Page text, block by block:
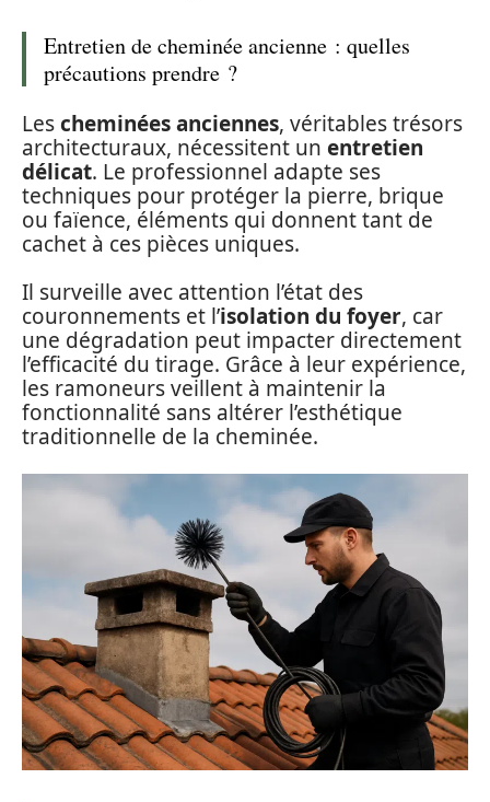
Entretien de cheminée ancienne : quelles
précautions prendre ?
Lescheminées anciennes, véritables trésors
architecturaux, nécessitent un entretien
délicat. Le professionnel adapte ses
techniques pour protéger la pierre, brique
ou faïence, éléments qui donnent tant de
cachet à ces pièces uniques.
Il surveille avec attention l’état des
couronnements et l’isolation du foyer, car
une dégradation peut impacter directement
l’efficacité du tirage. Grâce à leur expérience,
les ramoneurs veillent à maintenir la
fonctionnalité sans altérer l’esthétique
traditionnelle de la cheminée.